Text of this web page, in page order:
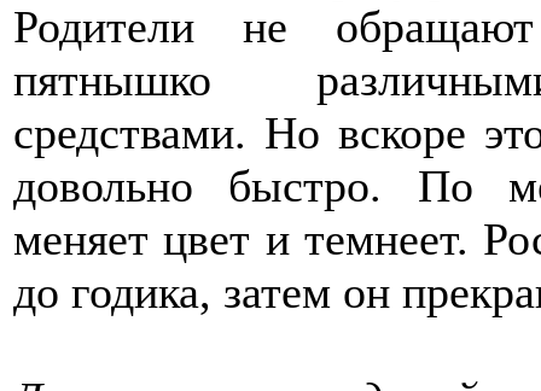
Родители не
пятнышко
средствами. Но вскоре
довольно быстро. По
меняет цвет и темнеет.
до годика, затем он